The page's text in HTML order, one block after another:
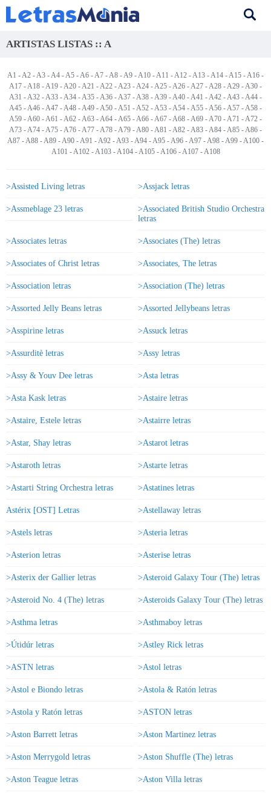
ARTISTAS LISTAS :: A
A1 -A2 -A3 -A4 -A5 -A6 -A7 -A8 -A9 -A10 -A11 -A12 -A13 -A14 -A15 -A16 -
A17 -A18 -A19 -A20 -A21 -A22 -A23 -A24 -A25 -A26 -A27 -A28 -A29 -A30 -
A31 -A32 -A33 -A34 -A35 -A36 -A37 -A38 -A39 -A40 -A41 -A42 -A43 -A44 -
A45 -A46 -A47 -A48 -A49 -A50 -A51 -A52 -A53 -A54 -A55 -A56 -A57 -A58 -
A59 -A60 -A61 -A62 -A63 -A64 -A65 -A66 -A67 -A68 -A69 -A70 -A71 -A72 -
A73 -A74 -A75 -A76 -A77 -A78 -A79 -A80 -A81 -A82 -A83 -A84 -A85 -A86 -
A87 -A88 -A89 -A90 -A91 -A92 -A93 -A94 -A95 - A96 -A97 -A98 -A99 -A100 -
A101 -A102-A103-A104-A105-A106-A107-A108
>Assisted Living letras >Assjack letras
>Assmeblage 23 letras
>Associated British Studio Orchestra
letras
>Associates letras >Associates (The) letras
>Associates of Christ letras >Associates, The letras
>Association letras >Association (The) letras
>Assorted Jelly Beans letras >Assorted Jellybeans letras
>Asspirine letras >Assuck letras
>Assurditè letras >Assy letras
>Assy & Youv Dee letras >Asta letras
>Asta Kask letras >Astaire letras
>Astaire, Estele letras >Astairre letras
>Astar, Shay letras >Astarot letras
>Astaroth letras >Astarte letras
>Astarti String Orchestra letras >Astatines letras
Astérix [OST] Letras >Astellaway letras
>Astels letras >Asteria letras
>Asterion letras >Asterise letras
>Asterix der Gallier letras >Asteroid Galaxy Tour (The) letras
>Asteroid No. 4 (The) letras >Asteroids Galaxy Tour (The) letras
>Asthma letras >Asthmaboy letras
>Útidúr letras >Astley Rick letras
>ASTN letras >Astol letras
>Astol e Biondo letras >Astola & Ratón letras
>Astola y Ratón letras >ASTON letras
>Aston Barrett letras >Aston Martinez letras
>Aston Merrygold letras >Aston Shuffle (The) letras
>Aston Teague letras >Aston Villa letras